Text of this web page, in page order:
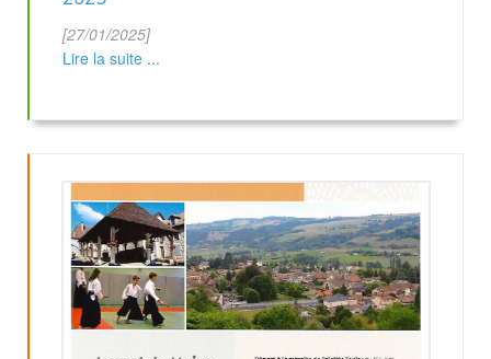
[27/01/2025]
Lire la suite ...